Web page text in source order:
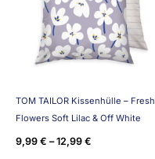
TOM TAILOR Kissenhülle – Fresh
Flowers Soft Lilac & Off White
9,99 € –12,99 €